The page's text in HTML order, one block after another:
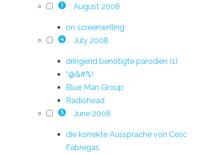
1 August 2008
on screenwriting
4 July 2008
dringend benötigte parodien (1)
*@&#%!
Blue Man Group
Radiohead
5 June 2008
die korrekte Aussprache von Cesc
Fàbregas